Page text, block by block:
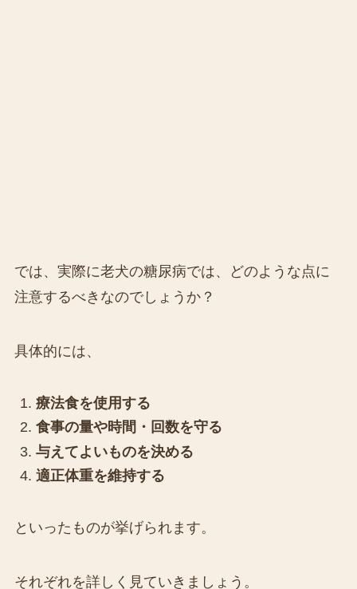
では、実際に老犬の糖尿病では、どのような点に
注意するべきなのでしょうか？
具体的には、
療法食を使用する
食事の量や時間・回数を守る
与えてよいものを決める
適正体重を維持する
といったものが挙げられます。
それぞれを詳しく見ていきましょう。